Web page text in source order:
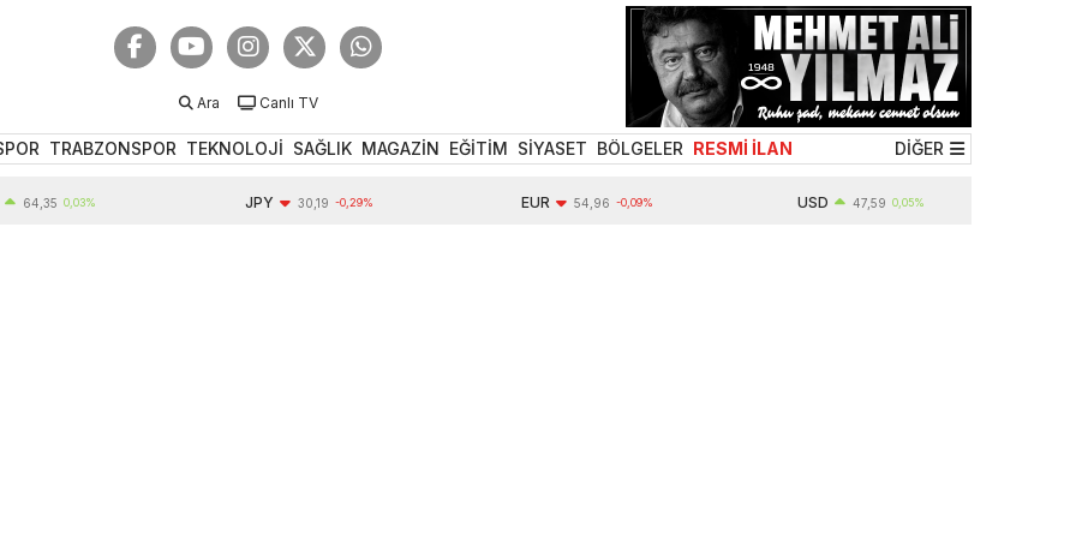
Ara Canlı TV
TRABZONSPOR TEKNOLOJİ SAĞLIK MAGAZİN EĞİTİM SİYASET BÖLGELER RESMİ İLAN DİĞER
0,03% 30,19 -0,29% 54,96 -0,09% 47,59 0,05%